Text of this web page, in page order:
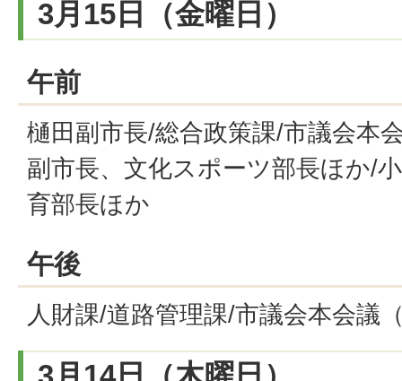
3月15日（金曜日）
午前
樋田副市長/総合政策課/市議会本
副市長、文化スポーツ部長ほか/
育部長ほか
午後
人財課/道路管理課/市議会本会議